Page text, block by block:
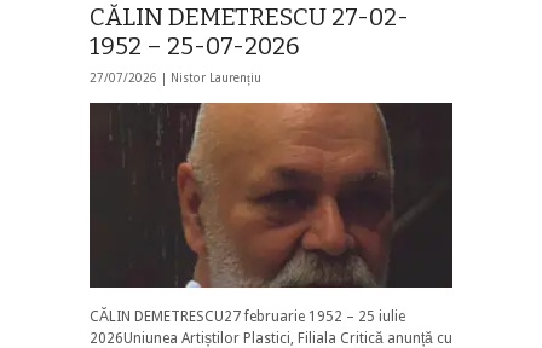
CĂLIN DEMETRESCU 27-02-
1952 – 25-07-2026
27/07/2026 | Nistor Laurențiu
CĂLIN DEMETRESCU27 februarie 1952 – 25 iulie
2026Uniunea Artiștilor Plastici, Filiala Critică anunță cu